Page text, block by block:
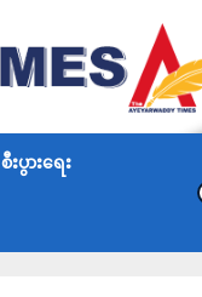
စီးပွားရေး